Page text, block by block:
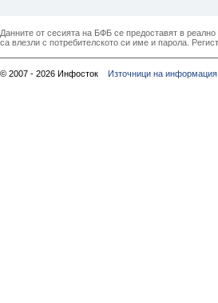
Данните от сесията на БФБ се предоставят в
са влезли с потребителското си име и парола.
© 2007 - 2026 Инфосток Източници на